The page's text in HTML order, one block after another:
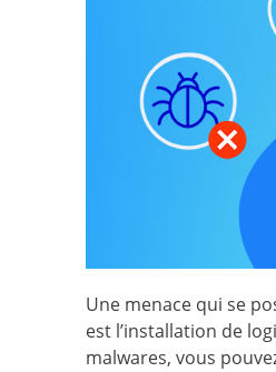
Une menace qui se
est l’installation de
malwares, vous